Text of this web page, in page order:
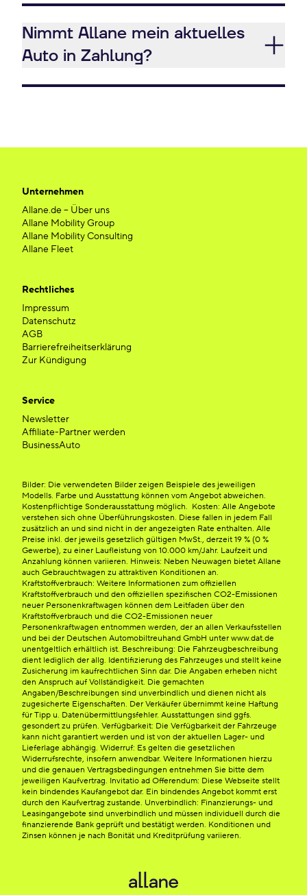
Nimmt Allane mein aktuelles
Auto in Zahlung?
Unternehmen
Allane.de – Über uns
Allane Mobility Group
Allane Mobility Consulting
Allane Fleet
Rechtliches
Impressum
Datenschutz
AGB
Barrierefreiheitserklärung
Zur Kündigung
Service
Newsletter
Affiliate-Partner werden
BusinessAuto
Bilder: Die verwendeten Bilder zeigen Beispiele des jeweiligen
Modells. Farbe und Ausstattung können vom Angebot abweichen.
Kostenpflichtige Sonderausstattung möglich. Kosten: Alle Angebote
verstehen sich ohne Überführungskosten. Diese fallen in jedem Fall
zusätzlich an und sind nicht in der angezeigten Rate enthalten. Alle
Preise inkl. der jeweils gesetzlich gültigen MwSt., derzeit 19 % (0 %
Gewerbe), zu einer Laufleistung von 10.000 km/Jahr. Laufzeit und
Anzahlung können variieren. Hinweis: Neben Neuwagen bietet Allane
auch Gebrauchtwagen zu attraktiven Konditionen an.
Kraftstoffverbrauch: Weitere Informationen zum offiziellen
Kraftstoffverbrauch und den offiziellen spezifischen CO2-Emissionen
neuer Personenkraftwagen können dem Leitfaden über den
Kraftstoffverbrauch und die CO2-Emissionen neuer
Personenkraftwagen entnommen werden, der an allen Verkaufsstellen
und bei der Deutschen Automobiltreuhand GmbH unter www.dat.de
unentgeltlich erhältlich ist. Beschreibung: Die Fahrzeugbeschreibung
dient lediglich der allg. Identifizierung des Fahrzeuges und stellt keine
Zusicherung im kaufrechtlichen Sinn dar. Die Angaben erheben nicht
den Anspruch auf Vollständigkeit. Die gemachten
Angaben/Beschreibungen sind unverbindlich und dienen nicht als
zugesicherte Eigenschaften. Der Verkäufer übernimmt keine Haftung
für Tipp u. Datenübermittlungsfehler. Ausstattungen sind ggfs.
gesondert zu prüfen. Verfügbarkeit: Die Verfügbarkeit der Fahrzeuge
kann nicht garantiert werden und ist von der aktuellen Lager- und
Lieferlage abhängig. Widerruf: Es gelten die gesetzlichen
Widerrufsrechte, insofern anwendbar. Weitere Informationen hierzu
und die genauen Vertragsbedingungen entnehmen Sie bitte dem
jeweiligen Kaufvertrag. Invitatio ad Offerendum: Diese Webseite stellt
kein bindendes Kaufangebot dar. Ein bindendes Angebot kommt erst
durch den Kaufvertrag zustande. Unverbindlich: Finanzierungs- und
Leasingangebote sind unverbindlich und müssen individuell durch die
finanzierende Bank geprüft und bestätigt werden. Konditionen und
Zinsen können je nach Bonität und Kreditprüfung variieren.